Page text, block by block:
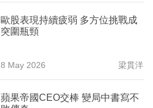
歐股表現持續疲弱 多方位挑戰成
突圍瓶頸
8 May 2026 梁貫洋
蘋果帝國CEO交棒 變局中書寫不